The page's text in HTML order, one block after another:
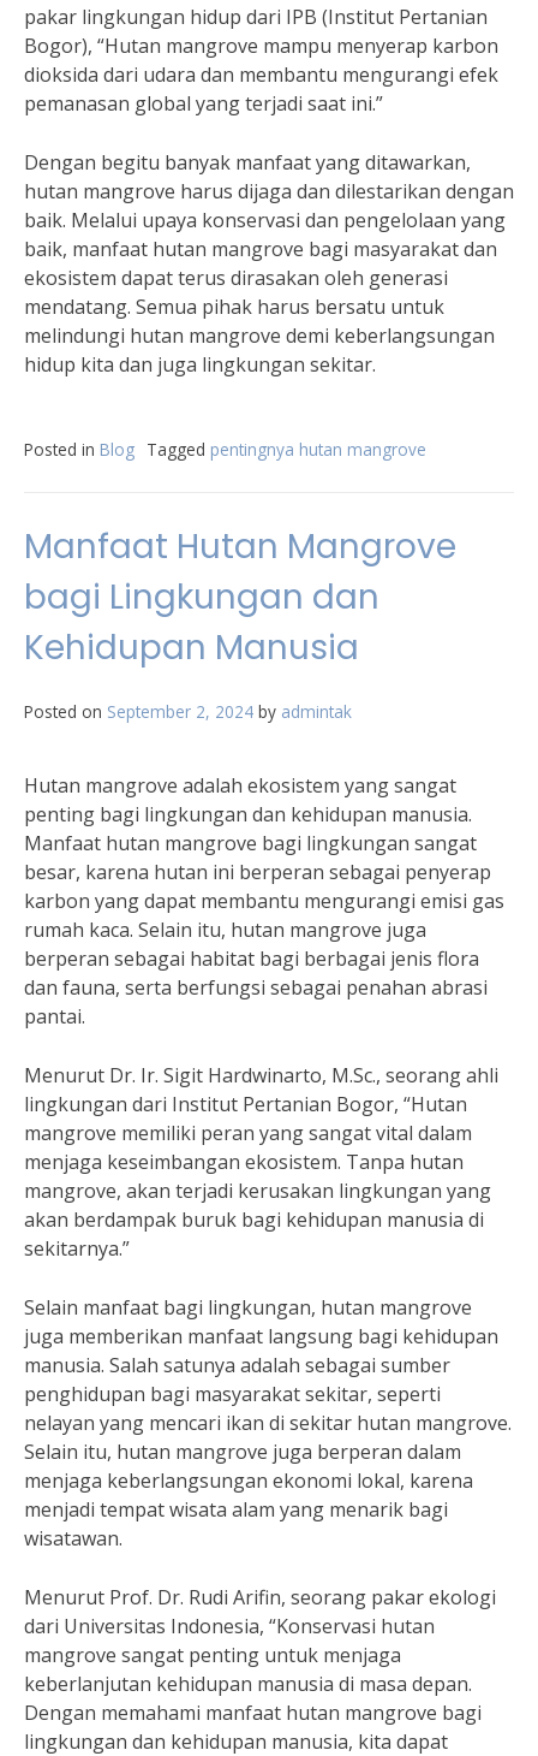
pakar lingkungan hidup dari IPB (Institut Pertanian
Bogor), “Hutan mangrove mampu menyerap karbon
dioksida dari udara dan membantu mengurangi efek
pemanasan global yang terjadi saat ini.”
Dengan begitu banyak manfaat yang ditawarkan,
hutan mangrove harus dijaga dan dilestarikan dengan
baik. Melalui upaya konservasi dan pengelolaan yang
baik, manfaat hutan mangrove bagi masyarakat dan
ekosistem dapat terus dirasakan oleh generasi
mendatang. Semua pihak harus bersatu untuk
melindungi hutan mangrove demi keberlangsungan
hidup kita dan juga lingkungan sekitar.
Posted in Blog Tagged pentingnya hutan mangrove
Manfaat Hutan Mangrove
bagi Lingkungan dan
Kehidupan Manusia
Posted on September 2, 2024 by admintak
Hutan mangrove adalah ekosistem yang sangat
penting bagi lingkungan dan kehidupan manusia.
Manfaat hutan mangrove bagi lingkungan sangat
besar, karena hutan ini berperan sebagai penyerap
karbon yang dapat membantu mengurangi emisi gas
rumah kaca. Selain itu, hutan mangrove juga
berperan sebagai habitat bagi berbagai jenis flora
dan fauna, serta berfungsi sebagai penahan abrasi
pantai.
Menurut Dr. Ir. Sigit Hardwinarto, M.Sc., seorang ahli
lingkungan dari Institut Pertanian Bogor, “Hutan
mangrove memiliki peran yang sangat vital dalam
menjaga keseimbangan ekosistem. Tanpa hutan
mangrove, akan terjadi kerusakan lingkungan yang
akan berdampak buruk bagi kehidupan manusia di
sekitarnya.”
Selain manfaat bagi lingkungan, hutan mangrove
juga memberikan manfaat langsung bagi kehidupan
manusia. Salah satunya adalah sebagai sumber
penghidupan bagi masyarakat sekitar, seperti
nelayan yang mencari ikan di sekitar hutan mangrove.
Selain itu, hutan mangrove juga berperan dalam
menjaga keberlangsungan ekonomi lokal, karena
menjadi tempat wisata alam yang menarik bagi
wisatawan.
Menurut Prof. Dr. Rudi Arifin, seorang pakar ekologi
dari Universitas Indonesia, “Konservasi hutan
mangrove sangat penting untuk menjaga
keberlanjutan kehidupan manusia di masa depan.
Dengan memahami manfaat hutan mangrove bagi
lingkungan dan kehidupan manusia, kita dapat